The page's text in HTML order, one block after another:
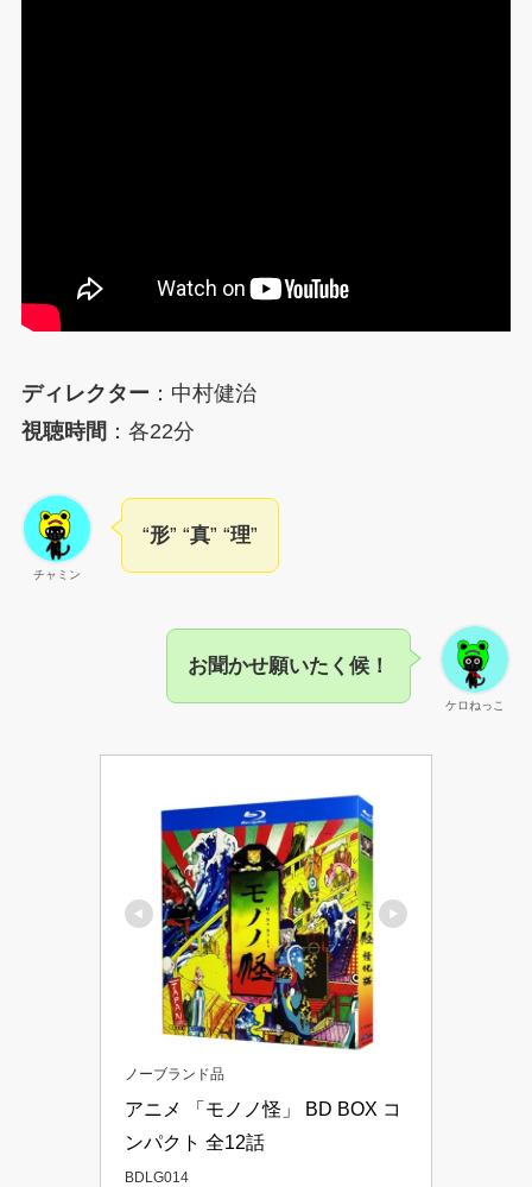
ディレクター ：中村健治
視聴時間 ：各22分
チャミン
“形” “真” “理”
ケロねっこ
お聞かせ願いたく候！
ノーブランド品
アニメ 「モノノ怪」 BD BOX コ
ンパクト 全12話
BDLG014